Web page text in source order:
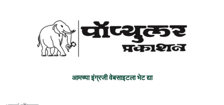
आमच्या इंग्रजी वेबसाइटला भेट द्या